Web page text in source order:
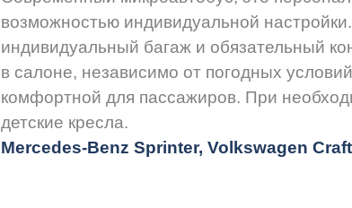
возможностью индивидуальной
индивидуальный багаж и обязательный
в салоне, независимо от погодных
комфортной для пассажиров. При
детские кресла.
Mercedes-Benz Sprinter, Volkswagen